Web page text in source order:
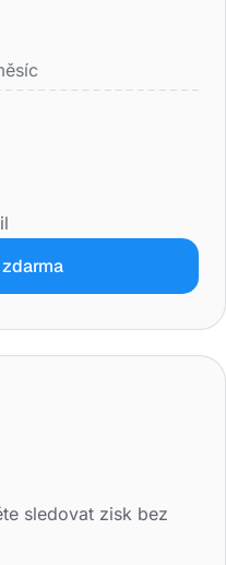
sledovat zisk bez